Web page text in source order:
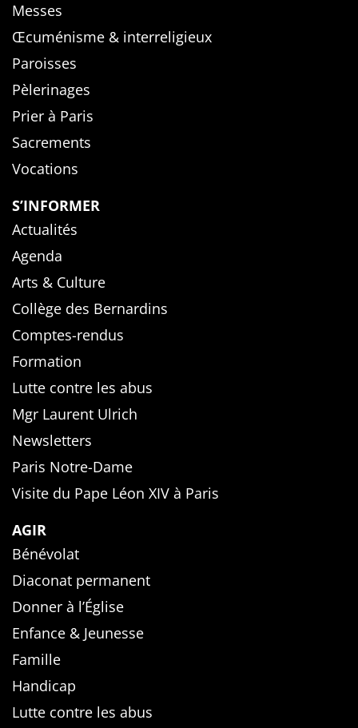
Messes
Œcuménisme & interreligieux
Paroisses
Pèlerinages
Prier à Paris
Sacrements
Vocations
S’INFORMER
Actualités
Agenda
Arts & Culture
Collège des Bernardins
Comptes-rendus
Formation
Lutte contre les abus
Mgr Laurent Ulrich
Newsletters
Paris Notre-Dame
Visite du Pape Léon XIV à Paris
AGIR
Bénévolat
Diaconat permanent
Donner à l’Église
Enfance & Jeunesse
Famille
Handicap
Lutte contre les abus